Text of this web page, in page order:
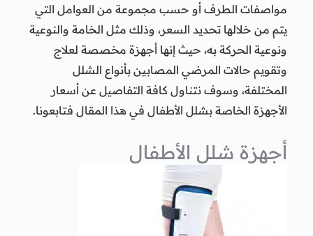
مواصفات الطرف أو حسب مجموعة من العوامل التي
يتم من خلالها تحديد السعر، وذلك مثل الخامة والنوعية
ونوعية الحركة به، حيث إنها أجهزة مخصصة لعلاج
وتقويم حالات المرضي المصابين بأنواع الشلل
المختلفة، وسوف نتناول كافة التفاصيل عن أسعار
الأجهزة الخاصة بشلل الأطفال في هذا المقال فتابعونا.
أجهزة شلل الأطفال